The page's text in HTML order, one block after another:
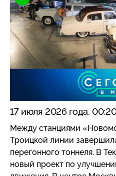
«Молодежь Москвы». В городе создадут
128 круглогодичных
формата. Во время реставрации ВДНХ обнаружено
около 30 произведений
предметов. Большая премьера: в Большом театре
представили балет «Анна
17 июля 2026 года.
Между станциями
Троицкой линии
перегонного тоннеля. В Текстильщиках реализуют
новый проект по